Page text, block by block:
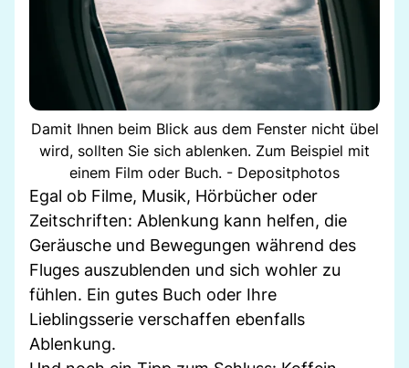
Damit Ihnen beim Blick aus dem Fenster nicht übel
wird, sollten Sie sich ablenken. Zum Beispiel mit
einem Film oder Buch. - Depositphotos
Egal ob Filme, Musik, Hörbücher oder
Zeitschriften: Ablenkung kann helfen, die
Geräusche und Bewegungen während des
Fluges auszublenden und sich wohler zu
fühlen. Ein gutes Buch oder Ihre
Lieblingsserie verschaffen ebenfalls
Ablenkung.